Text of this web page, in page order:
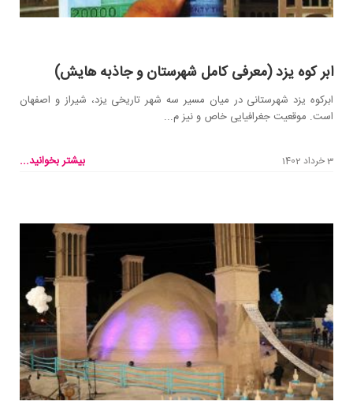
ابر کوه یزد (معرفی کامل شهرستان و جاذبه هایش)
ابرکوه یزد شهرستانی در میان مسیر سه شهر تاریخی یزد، شیراز و اصفهان
است. موقعیت جغرافیایی خاص و نیز م...
3 خرداد 1402 بیشتر بخوانید...